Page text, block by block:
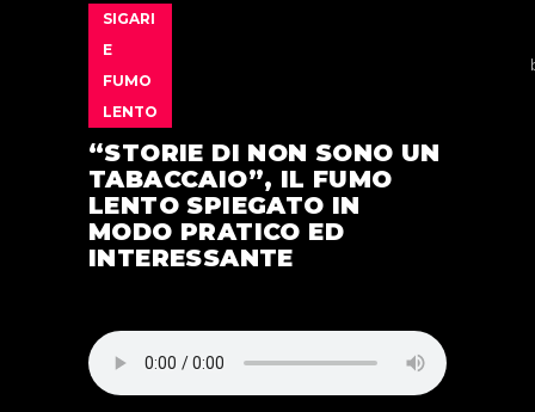
SIGARI
E
FUMO
LENTO
“STORIE DI NON SONO UN
TABACCAIO”, IL FUMO
LENTO SPIEGATO IN
MODO PRATICO ED
INTERESSANTE